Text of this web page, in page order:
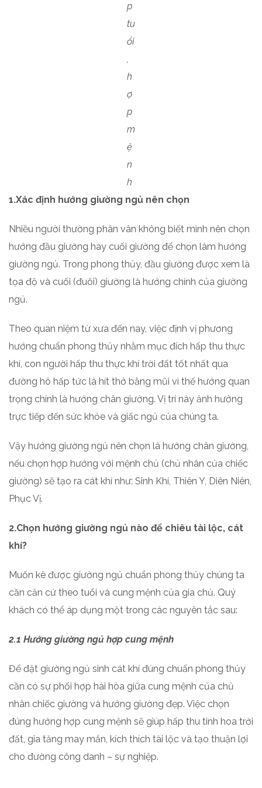
p
tu
ổi
,
h
ợ
p
m
ệ
n
h
1.Xác định hướng giường ngủ nên chọn
Nhiều người thường phân vân không biết mình nên chọn
hướng đầu giường hay cuối giường để chọn làm hướng
giường ngủ. Trong phong thủy, đầu giường được xem là
tọa độ và cuối (đuôi) giường là hướng chính của giường
ngủ.
Theo quan niệm từ xưa đến nay, việc định vị phương
hướng chuẩn phong thủy nhằm mục đích hấp thu thực
khí, con người hấp thu thực khí trời đất tốt nhất qua
đường hô hấp tức là hít thở bằng mũi vì thế hướng quan
trọng chính là hướng chân giường. Vị trí này ảnh hưởng
trực tiếp đến sức khỏe và giấc ngủ của chúng ta.
Vậy hướng giường ngủ nên chọn là hướng chân giường,
nếu chọn hợp hướng với mệnh chủ (chủ nhân của chiếc
giường) sẽ tạo ra cát khí như: Sinh Khí, Thiên Y, Diên Niên,
Phục Vị.
2.Chọn hướng giường ngủ nào để chiêu tài lộc, cát
khí?
Muốn kê được giường ngủ chuẩn phong thủy chúng ta
cần căn cứ theo tuổi và cung mệnh của gia chủ. Quý
khách có thể áp dụng một trong các nguyên tắc sau:
2.1 Hướng giường ngủ hợp cung mệnh
Để đặt giường ngủ sinh cát khí đúng chuẩn phong thủy
cần có sự phối hợp hài hòa giữa cung mệnh của chủ
nhân chiếc giường và hướng giường đẹp. Việc chọn
đúng hướng hợp cung mệnh sẽ giúp hấp thu tinh hoa trời
đất, gia tăng may mắn, kích thích tài lộc và tạo thuận lợi
cho đường công danh – sự nghiệp.